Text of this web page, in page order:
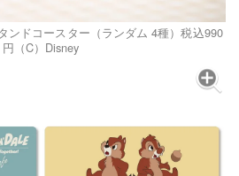
ンドコースター（ランダム 4種）税込990
円（C）Disney